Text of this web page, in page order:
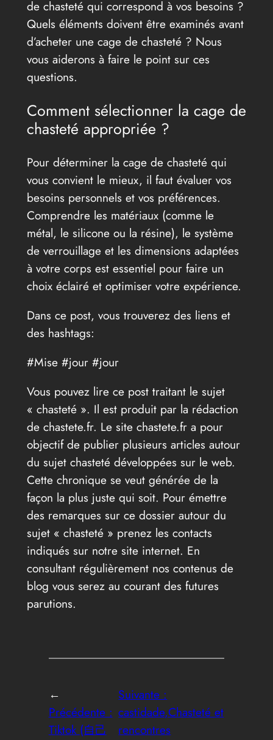
de chasteté qui correspond à vos besoins ?
Quels éléments doivent être examinés avant
d’acheter une cage de chasteté ? Nous
vous aiderons à faire le point sur ces
questions.
Comment sélectionner la cage de
chasteté appropriée ?
Pour déterminer la cage de chasteté qui
vous convient le mieux, il faut évaluer vos
besoins personnels et vos préférences.
Comprendre les matériaux (comme le
métal, le silicone ou la résine), le système
de verrouillage et les dimensions adaptées
à votre corps est essentiel pour faire un
choix éclairé et optimiser votre expérience.
Dans ce post, vous trouverez des liens et
des hashtags:
#Mise #jour #jour
Vous pouvez lire ce post traitant le sujet
« chasteté ». Il est produit par la rédaction
de chastete.fr. Le site chastete.fr a pour
objectif de publier plusieurs articles autour
du sujet chasteté développées sur le web.
Cette chronique se veut générée de la
façon la plus juste qui soit. Pour émettre
des remarques sur ce dossier autour du
sujet « chasteté » prenez les contacts
indiqués sur notre site internet. En
consultant régulièrement nos contenus de
blog vous serez au courant des futures
parutions.
←
Précédente :
Tiktok (自己
Suivante :
castidade,Chasteté et
rencontres